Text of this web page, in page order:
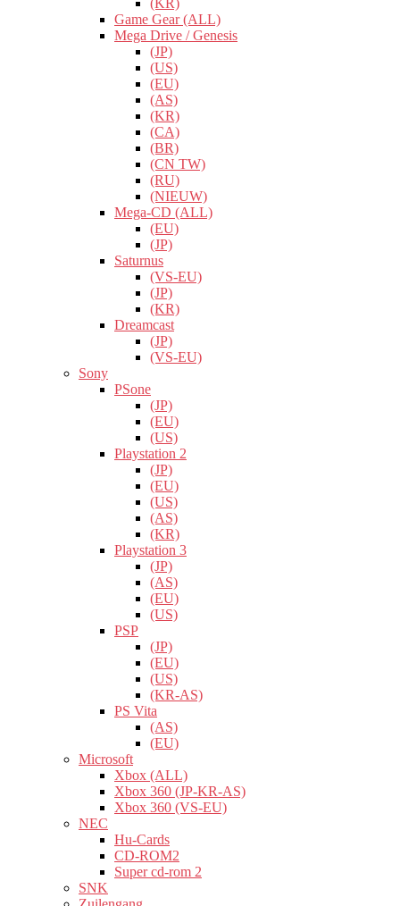
(KR)
Game Gear (ALL)
Mega Drive / Genesis
(JP)
(US)
(EU)
(AS)
(KR)
(CA)
(BR)
(CN TW)
(RU)
(NIEUW)
Mega-CD (ALL)
(EU)
(JP)
Saturnus
(VS-EU)
(JP)
(KR)
Dreamcast
(JP)
(VS-EU)
Sony
PSone
(JP)
(EU)
(US)
Playstation 2
(JP)
(EU)
(US)
(AS)
(KR)
Playstation 3
(JP)
(AS)
(EU)
(US)
PSP
(JP)
(EU)
(US)
(KR-AS)
PS Vita
(AS)
(EU)
Microsoft
Xbox (ALL)
Xbox 360 (JP-KR-AS)
Xbox 360 (VS-EU)
NEC
Hu-Cards
CD-ROM2
Super cd-rom 2
SNK